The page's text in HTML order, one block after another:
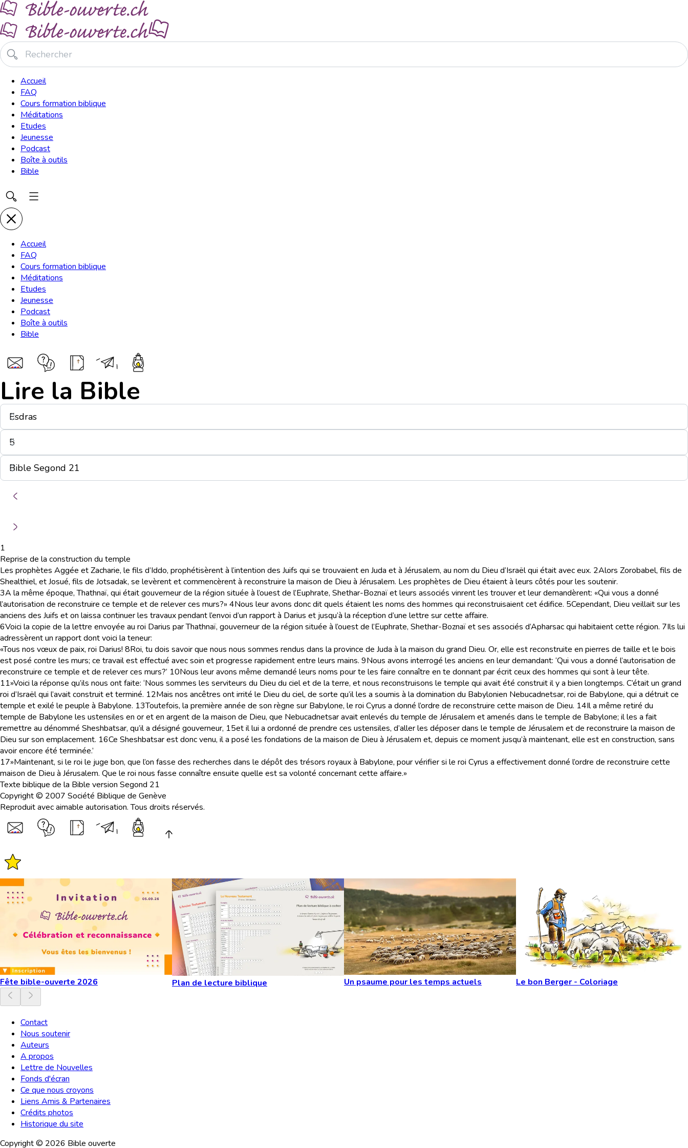
Accueil
FAQ
Cours formation biblique
Méditations
Etudes
Jeunesse
Podcast
Boîte à outils
Bible
Accueil
FAQ
Cours formation biblique
Méditations
Etudes
Jeunesse
Podcast
Boîte à outils
Bible
Lire la Bible
1
Reprise de la construction du temple
Les prophètes Aggée et Zacharie, le fils d’Iddo, prophétisèrent à l’intention des Juifs qui se trouvaient en Juda et à Jérusalem, au nom du Dieu d’Israël qui était avec eux. 2Alors Zorobabel, fils de
Shealthiel, et Josué, fils de Jotsadak, se levèrent et commencèrent à reconstruire la maison de Dieu à Jérusalem. Les prophètes de Dieu étaient à leurs côtés pour les soutenir.
3A la même époque, Thathnaï, qui était gouverneur de la région située à l’ouest de l’Euphrate, Shethar-Boznaï et leurs associés vinrent les trouver et leur demandèrent: «Qui vous a donné
l’autorisation de reconstruire ce temple et de relever ces murs?» 4Nous leur avons donc dit quels étaient les noms des hommes qui reconstruisaient cet édifice. 5Cependant, Dieu veillait sur les
anciens des Juifs et on laissa continuer les travaux pendant l’envoi d’un rapport à Darius et jusqu’à la réception d’une lettre sur cette affaire.
6Voici la copie de la lettre envoyée au roi Darius par Thathnaï, gouverneur de la région située à l’ouest de l’Euphrate, Shethar-Boznaï et ses associés d’Apharsac qui habitaient cette région. 7Ils lui
adressèrent un rapport dont voici la teneur:
«Tous nos vœux de paix, roi Darius! 8Roi, tu dois savoir que nous nous sommes rendus dans la province de Juda à la maison du grand Dieu. Or, elle est reconstruite en pierres de taille et le bois
est posé contre les murs; ce travail est effectué avec soin et progresse rapidement entre leurs mains. 9Nous avons interrogé les anciens en leur demandant: ‘Qui vous a donné l’autorisation de
reconstruire ce temple et de relever ces murs?’ 10Nous leur avons même demandé leurs noms pour te les faire connaître en te donnant par écrit ceux des hommes qui sont à leur tête.
11»Voici la réponse qu’ils nous ont faite: ‘Nous sommes les serviteurs du Dieu du ciel et de la terre, et nous reconstruisons le temple qui avait été construit il y a bien longtemps. C’était un grand
roi d’Israël qui l’avait construit et terminé. 12Mais nos ancêtres ont irrité le Dieu du ciel, de sorte qu’il les a soumis à la domination du Babylonien Nebucadnetsar, roi de Babylone, qui a détruit ce
temple et exilé le peuple à Babylone. 13Toutefois, la première année de son règne sur Babylone, le roi Cyrus a donné l’ordre de reconstruire cette maison de Dieu. 14Il a même retiré du
temple de Babylone les ustensiles en or et en argent de la maison de Dieu, que Nebucadnetsar avait enlevés du temple de Jérusalem et amenés dans le temple de Babylone; il les a fait
remettre au dénommé Sheshbatsar, qu’il a désigné gouverneur, 15et il lui a ordonné de prendre ces ustensiles, d’aller les déposer dans le temple de Jérusalem et de reconstruire la maison de
Dieu sur son emplacement. 16Ce Sheshbatsar est donc venu, il a posé les fondations de la maison de Dieu à Jérusalem et, depuis ce moment jusqu’à maintenant, elle est en construction, sans
avoir encore été terminée.’
17»Maintenant, si le roi le juge bon, que l’on fasse des recherches dans le dépôt des trésors royaux à Babylone, pour vérifier si le roi Cyrus a effectivement donné l’ordre de reconstruire cette
maison de Dieu à Jérusalem. Que le roi nous fasse connaître ensuite quelle est sa volonté concernant cette affaire.»
Texte biblique de la Bible version Segond 21
Copyright © 2007 Société Biblique de Genève
Reproduit avec aimable autorisation. Tous droits réservés.
Fête bible-ouverte 2026 Plan de lecture biblique Un psaume pour les temps actuels Le bon Berger - Coloriage
Contact
Nous soutenir
Auteurs
A propos
Lettre de Nouvelles
Fonds d'écran
Ce que nous croyons
Liens Amis & Partenaires
Crédits photos
Historique du site
Copyright © 2026 Bible ouverte